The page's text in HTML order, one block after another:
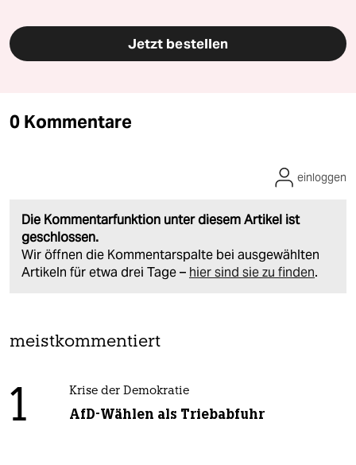
Jetzt bestellen
0 Kommentare
Die Kommentarfunktion unter diesem Artikel ist
geschlossen.
Wir öffnen die Kommentarspalte bei ausgewählten
Artikeln für etwa drei Tage – hier sind sie zu finden.
einloggen
meistkommentiert
1 Krise der Demokratie
AfD-Wählen als Triebabfuhr